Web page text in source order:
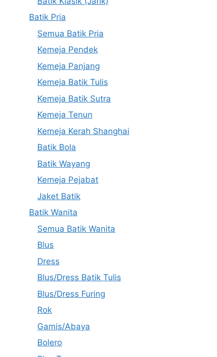
Batik Pria
Semua Batik Pria
Kemeja Pendek
Kemeja Panjang
Kemeja Batik Tulis
Kemeja Batik Sutra
Kemeja Tenun
Kemeja Kerah Shanghai
Batik Bola
Batik Wayang
Kemeja Pejabat
Jaket Batik
Batik Wanita
Semua Batik Wanita
Blus
Dress
Blus/Dress Batik Tulis
Blus/Dress Furing
Rok
Gamis/Abaya
Bolero